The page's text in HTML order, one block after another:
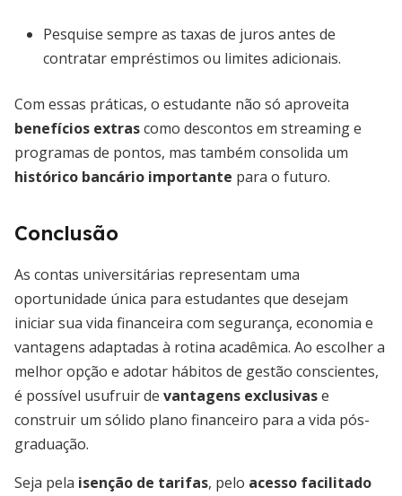
Pesquise sempre as taxas de juros antes de
contratar empréstimos ou limites adicionais.
Com essas práticas, o estudante não só aproveita
benefícios extrascomo descontos em streaming e
programas de pontos, mas também consolida um
histórico bancário importante para o futuro.
Conclusão
As contas universitárias representam uma
oportunidade única para estudantes que desejam
iniciar sua vida financeira com segurança, economia e
vantagens adaptadas à rotina acadêmica. Ao escolher a
melhor opção e adotar hábitos de gestão conscientes,
é possível usufruir de vantagens exclusivase
construir um sólido plano financeiro para a vida pós-
graduação.
Seja pela isenção de tarifas, pelo acesso facilitado